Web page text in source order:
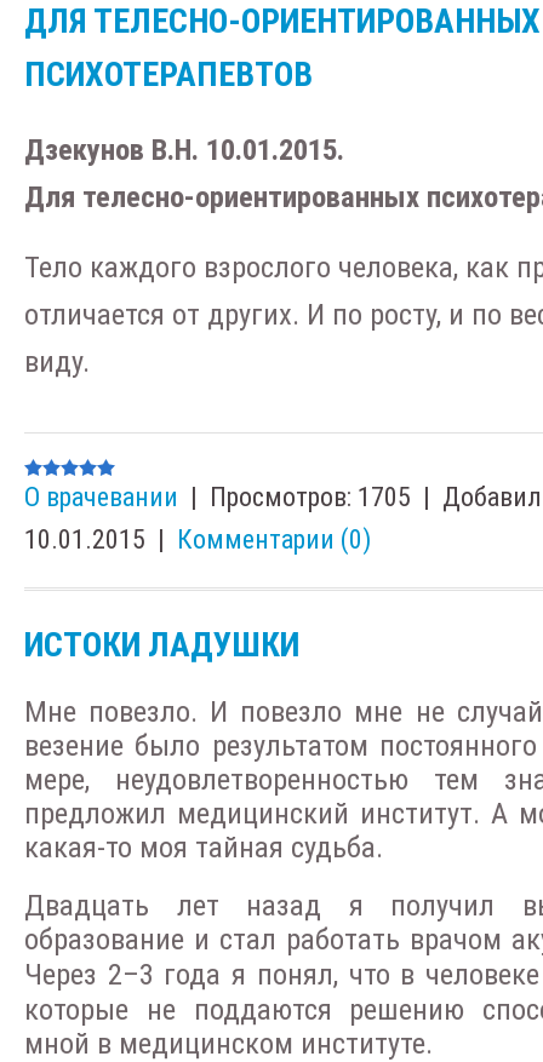
ДЛЯ ТЕЛЕСНО-ОРИЕНТИРОВАННЫХ
ПСИХОТЕРАПЕВТОВ
Дзекунов В.Н. 10.01.2015.
Для телесно-ориентированных
Тело каждого взрослого человека, как
отличается от других. И по росту, и по
виду.
О врачевании | Просмотров: 1705 |
10.01.2015 | Комментарии (0)
ИСТОКИ ЛАДУШКИ
Мне повезло. И повезло мне не
везение было результатом
мере, неудовлетворенностью тем
предложил медицинский институт. А
какая-то моя тайная судьба.
Двадцать лет назад я получил
образование и стал работать врачом
Через 2–3 года я понял, что в
которые не поддаются решению
мной в медицинском институте.